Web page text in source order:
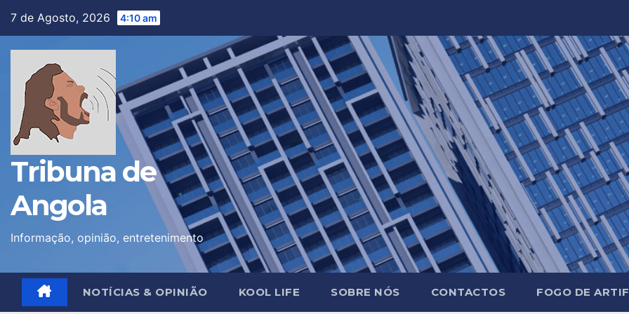
7 de Agosto, 2026 4:10 am
Tribuna de
Angola
Informação, opinião, entretenimento
NOTÍCIAS & OPINIÃO KOOL LIFE SOBRE NÓS CONTACTOS FOGO DE